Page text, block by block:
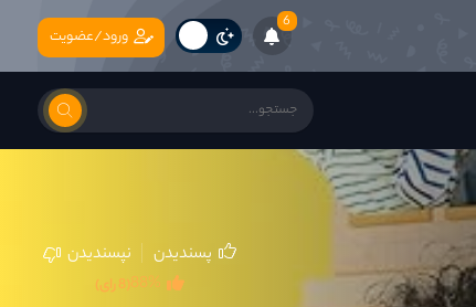
6
ورود/عضویت
پسندیدن نپسندیدن
(8 رای)88%